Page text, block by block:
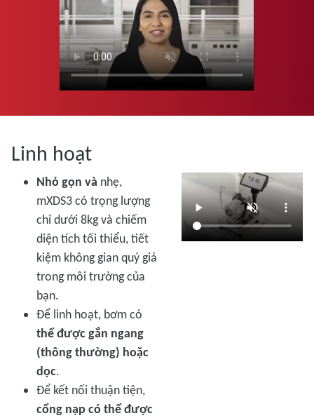
Linh hoạt
Nhỏ gọn và nhẹ,
mXDS3 có trọng lượng
chỉ dưới 8kg và chiếm
diện tích tối thiểu, tiết
kiệm không gian quý giá
trong môi trường của
bạn.
Để linh hoạt, bơm có
thể được gắn ngang
(thông thường) hoặc
dọc.
Để kết nối thuận tiện,
cổng nạp có thể được